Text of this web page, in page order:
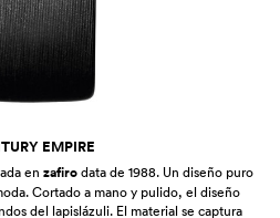
EMPIRE
en zafirodata de 1988. Un diseño puro
Cortado a mano y pulido, el diseño
del lapislázuli. El material se captura